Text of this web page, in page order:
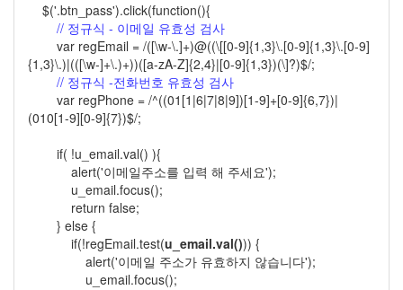
$('.btn_pass').click(function(){
// 정규식 - 이메일 유효성 검사
var regEmail = /([\w-\.]+)@((\[[0-9]{1,3}\.[0-9]{1,3}\.[0-9]
{1,3}\.)|(([\w-]+\.)+))([a-zA-Z]{2,4}|[0-9]{1,3})(\]?)$/;
// 정규식 -전화번호 유효성 검사
var regPhone = /^((01[1|6|7|8|9])[1-9]+[0-9]{6,7})|
(010[1-9][0-9]{7})$/;
if( !u_email.val() ){
alert('이메일주소를 입력 해 주세요');
u_email.focus();
return false;
} else {
if(!regEmail.test(u_email.val())) {
alert('이메일 주소가 유효하지 않습니다');
u_email.focus();